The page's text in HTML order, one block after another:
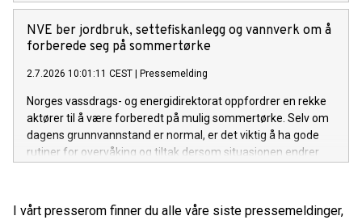
med høyere andel kraftproduksjon med klimautslipp. Det
viser NVEs klimadeklarasjon for fysisk levert strøm i 2025.
NVE ber jordbruk, settefiskanlegg og vannverk om å
forberede seg på sommertørke
2.7.2026 10:01:11 CEST Pressemelding
Norges vassdrags- og energidirektorat oppfordrer en rekke
aktører til å være forberedt på mulig sommertørke. Selv om
dagens grunnvannstand er normal, er det viktig å ha gode
rutiner for overvåking og tiltak dersom situasjonen endrer
I vårt presserom finner du alle våre siste pressemeldinger,